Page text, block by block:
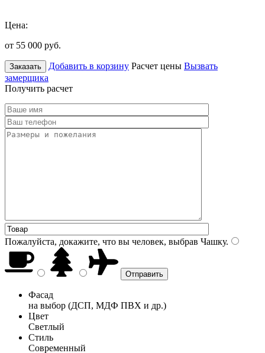
Цена:
от 55 000 руб.
Заказать Добавить в корзину Расчет цены Вызвать
замерщика
Получить расчет
Пожалуйста, докажите, что вы человек, выбрав Чашку.
Фасад
на выбор (ДСП, МДФ ПВХ и др.)
Цвет
Светлый
Стиль
Современный